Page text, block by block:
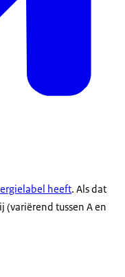
heeft. Als dat
(variërend tussen A en